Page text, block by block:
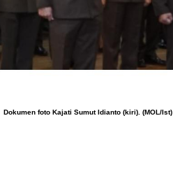
Dokumen foto Kajati Sumut Idianto (kiri). (MOL/Ist)